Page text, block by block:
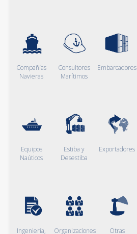
Compañías
Navieras
Consultores
Marítimos
Embarcadores
Equipos
Naúticos
Estiba y
Desestiba
Exportadores
Ingeniería,
Organizaciones Otras